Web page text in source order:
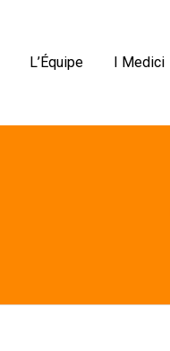
L’Équipe I Medici